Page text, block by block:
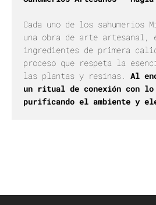
Cada uno de los sahumerios
una obra de arte artesanal,
ingredientes de primera
proceso que respeta la
las plantas y resinas. Al
un ritual de conexión con lo
purificando el ambiente y